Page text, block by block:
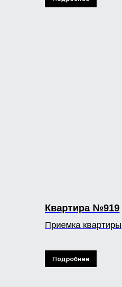
Квартира №919
Приемка квартиры
Подробнее